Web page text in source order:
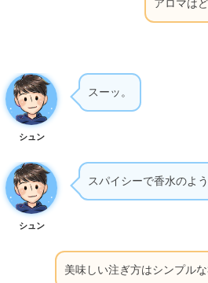
アロマは
シュン
スーッ。
シュン
スパイシーで香水のよ
美味しい注ぎ方はシンプルな